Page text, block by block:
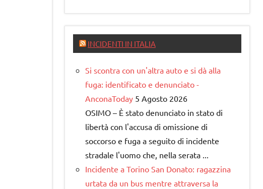
INCIDENTI IN ITALIA
Si scontra con un'altra auto e si dà alla
fuga: identificato e denunciato -
AnconaToday 5 Agosto 2026
OSIMO – È stato denunciato in stato di
libertà con l'accusa di omissione di
soccorso e fuga a seguito di incidente
stradale l'uomo che, nella serata ...
Incidente a Torino San Donato: ragazzina
urtata da un bus mentre attraversa la